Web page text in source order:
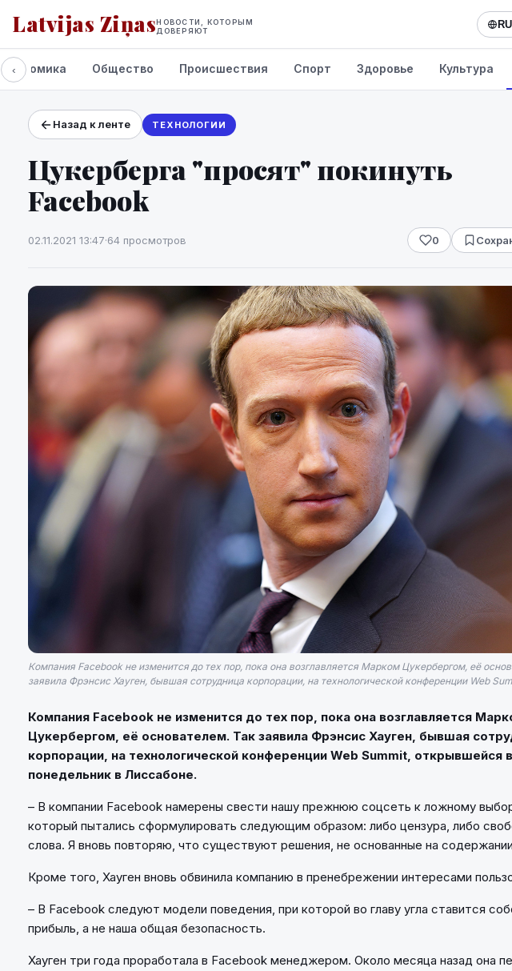
Latvijas ZiņasНОВОСТИ, КОТОРЫМ
ДОВЕРЯЮТ
RU
Проекты и сервисы
‹
Экономика Общество Происшествия Спорт Здоровье Культура
Назад к ленте ТЕХНОЛОГИИ
Цукерберга "просят" покинуть
Facebook
02.11.2021 13:47·64 просмотров 0
Компания Facebook не изменится до тех пор, пока она возглавляется Марком Цукербергом, её
заявила Фрэнсис Хауген, бывшая сотрудница корпорации, на технологической конференции Web
Компания Facebook не изменится до тех пор, пока она возглавляется
Цукербергом, её основателем. Так заявила Фрэнсис Хауген, бывшая
корпорации, на технологической конференции Web Summit, открывшейся в
понедельник в Лиссабоне.
– В компании Facebook намерены свести нашу прежнюю соцсеть к ложному
который пытались сформулировать следующим образом: либо цензура, либо
слова. Я вновь повторяю, что существуют решения, не основанные на
Кроме того, Хауген вновь обвинила компанию в пренебрежении интересами
– В Facebook следуют модели поведения, при которой во главу угла ставится
прибыль, а не наша общая безопасность.
Хауген три года проработала в Facebook менеджером. Около месяца назад она